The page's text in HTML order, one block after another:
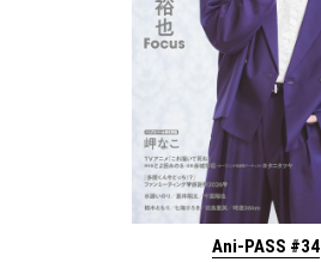
Ani-PASS #34